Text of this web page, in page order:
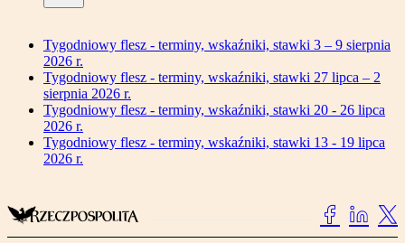
Tygodniowy flesz - terminy, wskaźniki, stawki 3 – 9 sierpnia
2026 r.
Tygodniowy flesz - terminy, wskaźniki, stawki 27 lipca – 2
sierpnia 2026 r.
Tygodniowy flesz - terminy, wskaźniki, stawki 20 - 26 lipca
2026 r.
Tygodniowy flesz - terminy, wskaźniki, stawki 13 - 19 lipca
2026 r.